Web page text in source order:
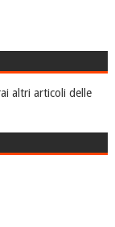
altri articoli delle